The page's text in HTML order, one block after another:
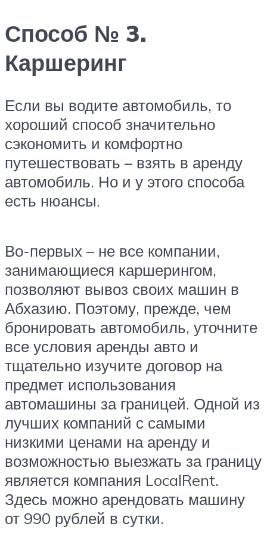
Способ № 3.
Каршеринг
Если вы водите автомобиль, то
хороший способ значительно
сэкономить и комфортно
путешествовать – взять в аренду
автомобиль. Но и у этого способа
есть нюансы.
Во-первых – не все компании,
занимающиеся каршерингом,
позволяют вывоз своих машин в
Абхазию. Поэтому, прежде, чем
бронировать автомобиль, уточните
все условия аренды авто и
тщательно изучите договор на
предмет использования
автомашины за границей. Одной из
лучших компаний с самыми
низкими ценами на аренду и
возможностью выезжать за границу
является компания LocalRent.
Здесь можно арендовать машину
от 990 рублей в сутки.